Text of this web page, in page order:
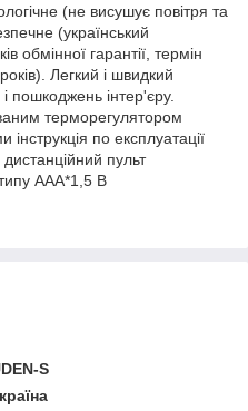
(не висушує повітря та
(український
обмінної гарантії, термін
Легкий і швидкий
пошкоджень інтер'єру.
терморегулятором
по експлуатації
пульт
ААА*1,5 В
S